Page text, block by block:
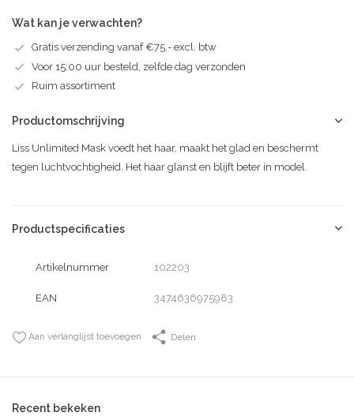
Wat kan je verwachten?
Gratis verzending vanaf €75,- excl. btw
Voor 15:00 uur besteld, zelfde dag verzonden
Ruim assortiment
Productomschrijving
Liss Unlimited Mask voedt het haar, maakt het glad en beschermt
tegen luchtvochtigheid. Het haar glanst en blijft beter in model.
Productspecificaties
Artikelnummer 102203
EAN 3474636975983
Aan verlanglijst toevoegen Delen
Recent bekeken